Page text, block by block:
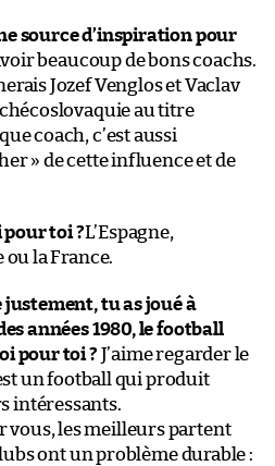
source d’inspiration pour
beaucoup de bons coachs.
Jozef Venglos et Vaclav
au titre
coach, c’est aussi
» de cette influence et de
toi ?L’Espagne,
ou la France.
tu as joué à
années 1980, le football
pour toi ? J’aime regarder le
un football qui produit
intéressants.
vous, les meilleurs partent
ont un problème durable :